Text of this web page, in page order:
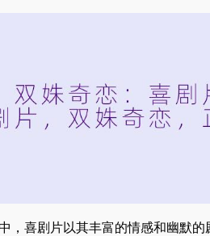
，喜剧片以其丰富的情感和幽默的